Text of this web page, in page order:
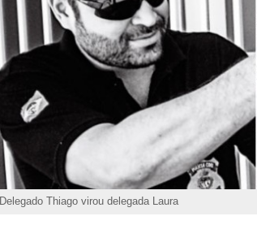
Delegado Thiago virou delegada Laura